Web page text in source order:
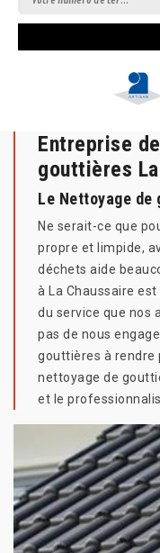
Entreprise
gouttières
Le Nettoyage
Ne serait-ce que
propre et limpide,
déchets aide
à La Chaussaire
du service que nos
pas de nous
gouttières à rendre
nettoyage de
et le